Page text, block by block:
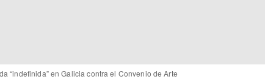
“indefinida” en Galicia contra el Convenio de Arte